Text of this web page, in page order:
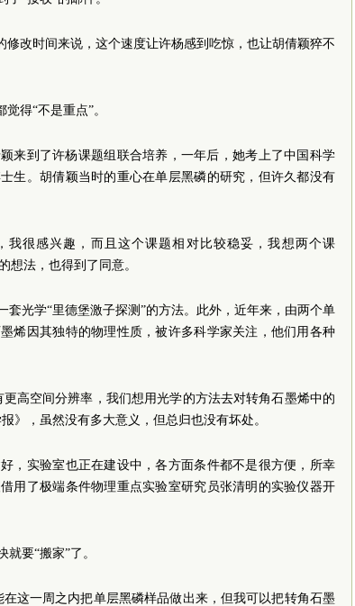
改时间来说，这个速度让许杨感到吃惊，也让胡倩颖猝不
得“不是重点”。
来到了许杨课题组联合培养，一年后，她考上了中国科学
生。胡倩颖当时的重心在单层黑磷的研究，但许久都没有
我很感兴趣，而且这个课题相对比较稳妥，我想两个课
想法，也得到了同意。
光学“里德堡激子探测”的方法。此外，近年来，由两个单
烯因其独特的物理性质，被许多科学家关注，他们用各种
高空间分辨率，我们想用光学的方法去对转角石墨烯中的
》，虽然没有多大意义，但总归也没有坏处。
，实验室也正在建设中，各方面条件都不是很方便，所幸
用了极端条件物理重点实验室研究员张清明的实验仪器开
要“搬家”了。
这一周之内把单层黑磷样品做出来，但我可以把转角石墨